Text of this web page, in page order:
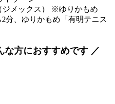
ジメックス） ※ゆりかもめ
分、ゆりかもめ「有明テニス
な方におすすめです ／